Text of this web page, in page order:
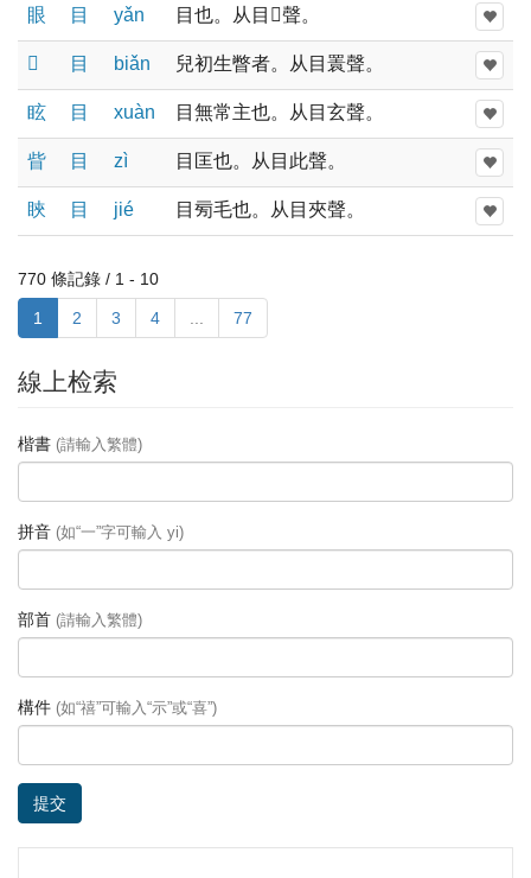
眼 目 yǎn 目也。从目𥃩聲。
𥌡 目 biǎn 兒初生瞥者。从目瞏聲。
眩 目 xuàn 目無常主也。从目玄聲。
眥 目 zì 目匡也。从目此聲。
䀹 目 jié 目㫄毛也。从目夾聲。
770 條記錄 / 1 - 10
1 2 3 4 77
線上检索
楷書 (請輸入繁體)
拼音 (如“一”字可輸入 yi)
部首 (請輸入繁體)
構件 (如“禧”可輸入“示”或“喜”)
提交